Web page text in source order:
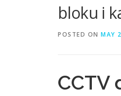
bloku i
POSTED ON MAY
CCTV